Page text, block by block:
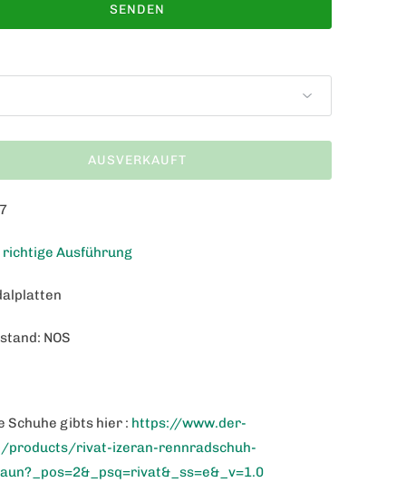
AUSVERKAUFT
richtige Ausführung
NOS
Schuhe gibts hier : https://www.der-
products/rivat-izeran-rennradschuh-